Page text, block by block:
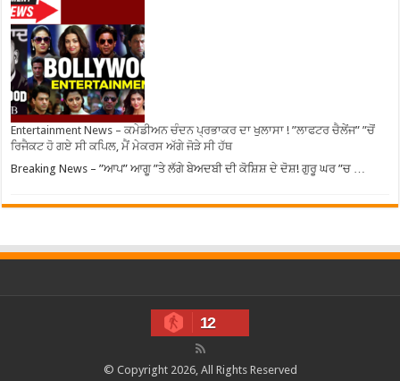
Entertainment News – ਕਮੇਡੀਅਨ ਚੰਦਨ ਪ੍ਰਭਾਕਰ ਦਾ ਖੁਲਾਸਾ ! ”ਲਾਫਟਰ ਚੈਲੇਂਜ” ”ਚੋਂ
ਰਿਜੈਕਟ ਹੋ ਗਏ ਸੀ ਕਪਿਲ, ਮੈਂ ਮੇਕਰਸ ਅੱਗੇ ਜੋੜੇ ਸੀ ਹੱਥ
Breaking News – ”ਆਪ” ਆਗੂ ”ਤੇ ਲੱਗੇ ਬੇਅਦਬੀ ਦੀ ਕੋਸ਼ਿਸ਼ ਦੇ ਦੋਸ਼! ਗੁਰੂ ਘਰ ”ਚ …
12
© Copyright 2026, All Rights Reserved